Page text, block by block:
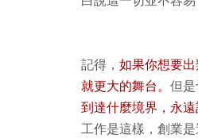
記得， 如果你想要
就更大的舞台。 但
到達什麼境界，永
工作是這樣，創業是